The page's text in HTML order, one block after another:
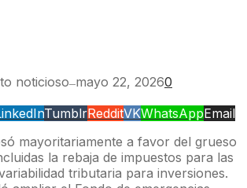
noticioso—mayo 22, 20260
TumblrRedditVKWhatsAppEmail
mayoritariamente a favor del grueso
la rebaja de impuestos para las
tributaria para inversiones.